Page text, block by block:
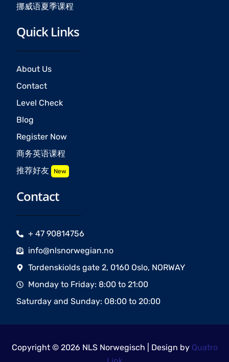
挪威语夏季课程
Quick Links
About Us
Contact
Level Check
Blog
Register Now
商务英语课程
推荐好友 New
Contact
+ 47 90814756
info@nlsnorwegian.no
Tordenskiolds gate 2, 0160 Oslo, NORWAY
Monday to Friday: 8:00 to 21:00
Saturday and Sunday: 08:00 to 20:00
Copyright © 2026 NLS Norwegisch | Design by Quatro